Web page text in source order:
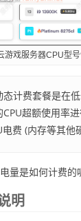
游戏服务器CPU型
计费套餐是在
超额使用率进
费 (内存等其他
量是如何计费的
明